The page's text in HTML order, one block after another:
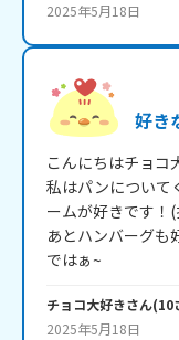
2025年5月18日
好き
こんにちはチョコ
私はパンについて
ームが好きです！
あとハンバーグも
ではぁ~
チョコ大好きさん(10
2025年5月18日